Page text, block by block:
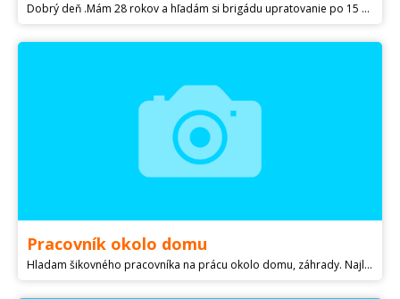
Dobrý deň .Mám 28 rokov a hľadám si brigádu upratovanie po 15 hodine . Skúsenosti z upratovaním mám . Vopred ďakujem za info
Pracovník okolo domu
Hladam šikovného pracovníka na prácu okolo domu, záhrady. Najlepšie dôchodcu nad 60 rokov ktory vie robiť vsetko .Plat 800-1000 e .Len z blizska Galanty do 5 km!